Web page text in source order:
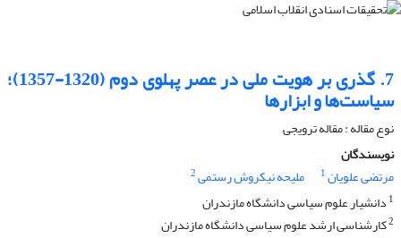
7. گذری بر هویت ملی در عصر پهلوی دوم (1320-1357)؛
سیاست‌ها‌‌ و ابزارها
نوع مقاله : مقاله ترویجی
نویسندگان
مرتضی علویان1 ملیحه نیکروش رستمی2
1 دانشیار علوم سیاسی دانشگاه مازندران
2کارشناسی ارشد علوم سیاسی دانشگاه مازندران